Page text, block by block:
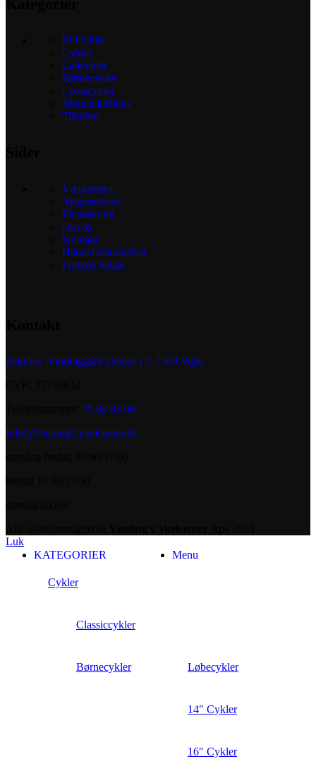
El-Cykler
Cykler
Ladcykler
Børnecykler
Crosscykler
MountainBikes
Tilbehør
Værkstedet
Nøgleservice
Finansering
Om os
Kontakt
Handelsbetingelser
Fortryd Aftale
Adresse Vindinggård Center 17, 7100 Vejle
75 82 03 06
Info@VindingCykelcenter.dk
Luk
Menu
KATEGORIER
Cykler
Classiccykler
Børnecykler Løbecykler
14″ Cykler
16″ Cykler